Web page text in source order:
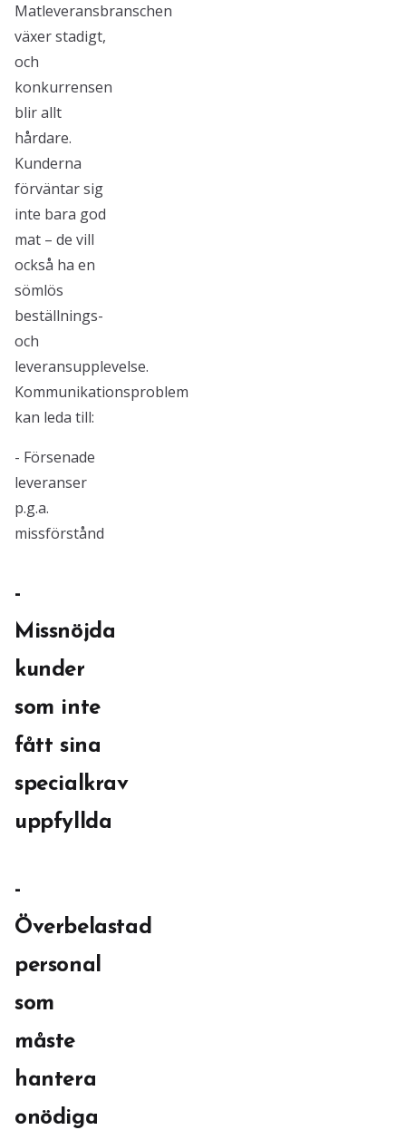
Matleveransbranschen
växer stadigt,
och
konkurrensen
blir allt
hårdare.
Kunderna
förväntar sig
inte bara god
mat – de vill
också ha en
sömlös
beställnings-
och
leveransupplevelse.
Kommunikationsproblem
kan leda till:
- Försenade
leveranser
p.g.a.
missförstånd
-
Missnöjda
kunder
som inte
fått sina
specialkrav
uppfyllda
-
Överbelastad
personal
som
måste
hantera
onödiga